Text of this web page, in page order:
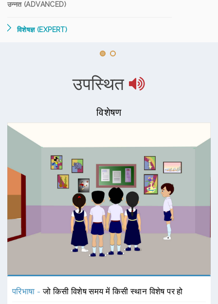
उन्नत (ADVANCED)
विशेषज्ञ (EXPERT)
उपस्थित
विशेषण
परिभाषा -जो किसी विशेष समय में किसी स्थान विशेष पर हो